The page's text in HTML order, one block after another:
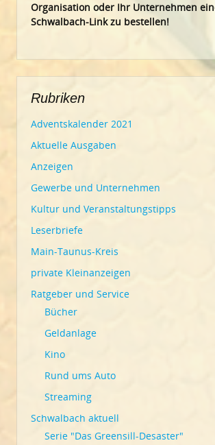
Organisation oder Ihr Unternehmen
Schwalbach-Link zu bestellen!
Rubriken
Adventskalender 2021
Aktuelle Ausgaben
Anzeigen
Gewerbe und Unternehmen
Kultur und Veranstaltungstipps
Leserbriefe
Main-Taunus-Kreis
private Kleinanzeigen
Ratgeber und Service
Bücher
Geldanlage
Kino
Rund ums Auto
Streaming
Schwalbach aktuell
Serie "Das Greensill-Desaster"